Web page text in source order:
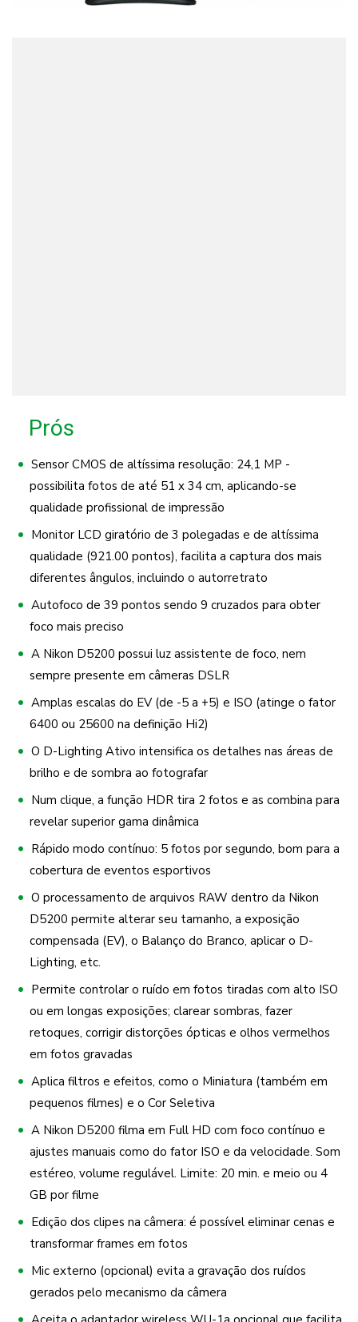
Prós
Sensor CMOS de altíssima resolução: 24,1 MP -
possibilita fotos de até 51 x 34 cm, aplicando-se
qualidade profissional de impressão
Monitor LCD giratório de 3 polegadas e de altíssima
qualidade (921.00 pontos), facilita a captura dos mais
diferentes ângulos, incluindo o autorretrato
Autofoco de 39 pontos sendo 9 cruzados para obter
foco mais preciso
A Nikon D5200 possui luz assistente de foco, nem
sempre presente em câmeras DSLR
Amplas escalas do EV (de -5 a +5) e ISO (atinge o fator
6400 ou 25600 na definição Hi2)
O D-Lighting Ativo intensifica os detalhes nas áreas de
brilho e de sombra ao fotografar
Num clique, a função HDR tira 2 fotos e as combina para
revelar superior gama dinâmica
Rápido modo contínuo: 5 fotos por segundo, bom para a
cobertura de eventos esportivos
O processamento de arquivos RAW dentro da Nikon
D5200 permite alterar seu tamanho, a exposição
compensada (EV), o Balanço do Branco, aplicar o D-
Lighting, etc.
Permite controlar o ruído em fotos tiradas com alto ISO
ou em longas exposições; clarear sombras, fazer
retoques, corrigir distorções ópticas e olhos vermelhos
em fotos gravadas
Aplica filtros e efeitos, como o Miniatura (também em
pequenos filmes) e o Cor Seletiva
A Nikon D5200 filma em Full HD com foco contínuo e
ajustes manuais como do fator ISO e da velocidade. Som
estéreo, volume regulável. Limite: 20 min. e meio ou 4
GB por filme
Edição dos clipes na câmera: é possível eliminar cenas e
transformar frames em fotos
Mic externo (opcional) evita a gravação dos ruídos
gerados pelo mecanismo da câmera